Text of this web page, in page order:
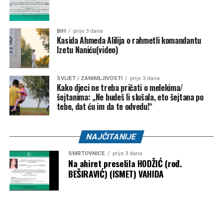
BIH prije 3 dana
Kasida Ahmeda Alilija o rahmetli komandantu
Izetu Naniću(video)
SVIJET / ZANIMLJIVOSTI prije 3 dana
Kako djeci ne treba pričati o melekima/
šejtanima: „Ne budeš li slušala, eto šejtana po
tebe, dat ću im da te odvedu!“
NAJČITANIJE
SMRTOVNICE prije 3 dana
Na ahiret preselila HODŽIĆ (rođ.
BEŠIRAVIĆ) (ISMET) VAHIDA